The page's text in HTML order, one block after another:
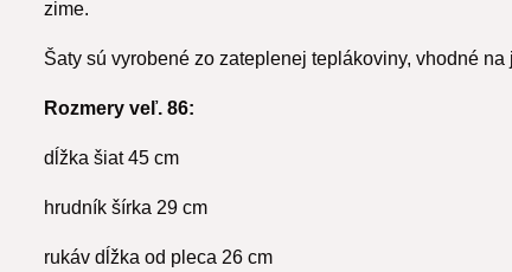
zime.
Šaty sú vyrobené zo zateplenej teplákoviny, vhodné na
Rozmery veľ. 86:
dĺžka šiat 45 cm
hrudník šírka 29 cm
rukáv dĺžka od pleca 26 cm